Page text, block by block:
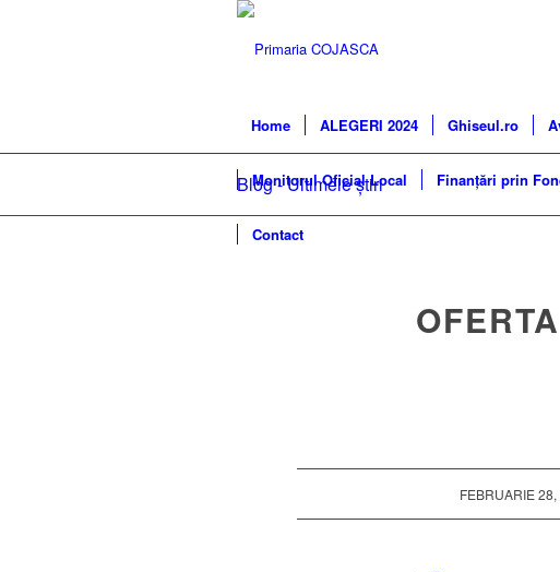
Home ALEGERI 2024 Ghiseul.ro
Monitorul Oficial Local Finanțări prin
Contact
Blog - Ultimele știri
FEBRUARIE/